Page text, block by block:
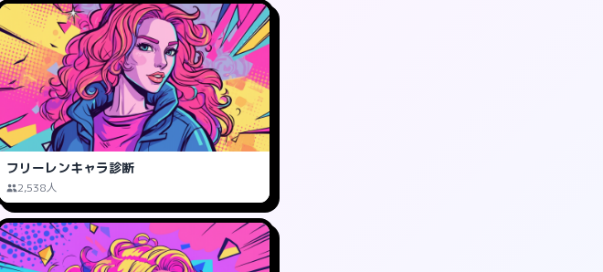
フリーレンキャラ診断
2,538人